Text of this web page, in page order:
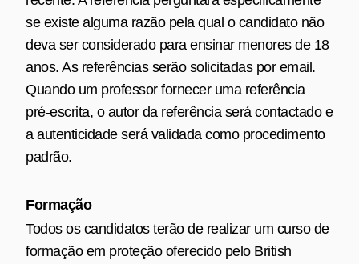
se existe alguma razão pela qual o candidato não
deva ser considerado para ensinar menores de 18
anos. As referências serão solicitadas por email.
Quando um professor fornecer uma referência
pré‑escrita, o autor da referência será contactado e
a autenticidade será validada como procedimento
padrão.
Formação
Todos os candidatos terão de realizar um curso de
formação em proteção oferecido pelo British